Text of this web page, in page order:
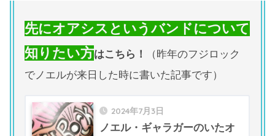
先にオアシスというバンドについて
知りたい方はこちら！
（昨年のフジロック
でノエルが来日した時に書いた記事です）
2024年7月3日
ノエル・ギャラガーのいたオ